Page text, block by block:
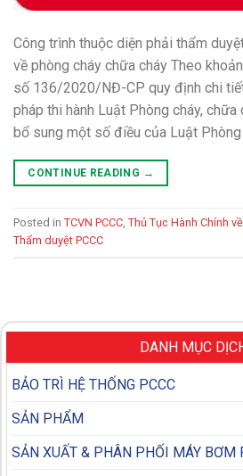
Công trình thuộc diện phải thẩm
về phòng cháy chữa cháy Theo
số 136/2020/NĐ-CP quy định chi
pháp thi hành Luật Phòng cháy,
bổ sung một số điều của Luật Phòng
CONTINUE READING →
Posted in TCVN PCCC Thủ Tục Hành Chính về
Thẩm duyệt PCCC
DANH MỤC
BẢO TRÌ HỆ THỐNG PCCC
SẢN PHẨM
SẢN XUẤT & PHÂN PHỐI MÁY BƠM